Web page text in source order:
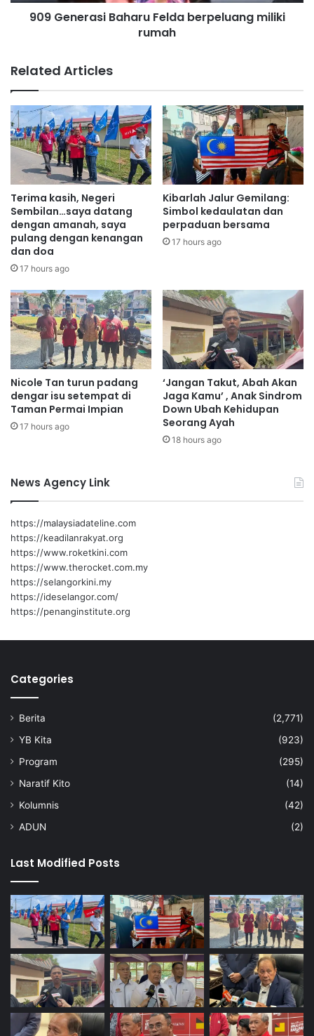
d
a
h
a
l
i
w
a
r
k
e
u
d
a
a
n
n
t
e
t
b
h
a
r
u
F
e
a
b
e
r
p
e
u
a
n
g
m
i
l
i
k
i
a
h
909 Generasi Baharu Felda berpeluang miliki
rumah
Related Articles
Terima kasih, Negeri
Sembilan…saya datang
dengan amanah, saya
pulang dengan kenangan
dan doa
17 hours ago
Kibarlah Jalur Gemilang:
Simbol kedaulatan dan
perpaduan bersama
17 hours ago
Nicole Tan turun padang
dengar isu setempat di
Taman Permai Impian
17 hours ago
‘Jangan Takut, Abah Akan
Jaga Kamu’ , Anak Sindrom
Down Ubah Kehidupan
Seorang Ayah
18 hours ago
News Agency Link
https://malaysiadateline.com
https://keadilanrakyat.org
https://www.roketkini.com
https://www.therocket.com.my
https://selangorkini.my
https://ideselangor.com/
https://penanginstitute.org
Categories
Berita
(2,771)
YB Kita
(923)
Program
(295)
Naratif Kito
(14)
Kolumnis
(42)
ADUN
(2)
Last Modified Posts